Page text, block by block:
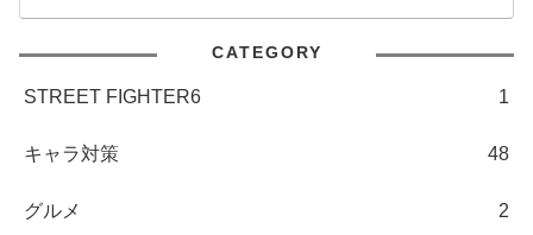
CATEGORY
STREET FIGHTER6 1
キャラ対策 48
グルメ 2